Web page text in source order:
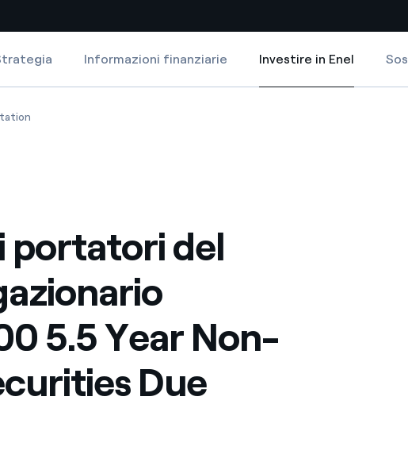
globale per dare energia al futuro
la creazione di valore grazie al
fornitori
conoscenza per un mondo di
delle organizzazioni non
Siti Paese
Italia
Informazioni finanziarie
Investire in Enel
Investire in Enel
5.5 Year Non-Call Capital Securities Due 2078”
“€750,019,000 5.5 Year Non-Call Capital Securities Due 2078”
Assemblea dei portatori “€750,019,000 5.5 Year Non-Call Capital Securities
portatori del
5.5 Year Non-
Due